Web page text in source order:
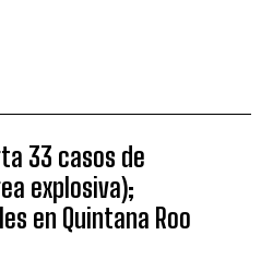
33 casos de
explosiva);
en Quintana Roo